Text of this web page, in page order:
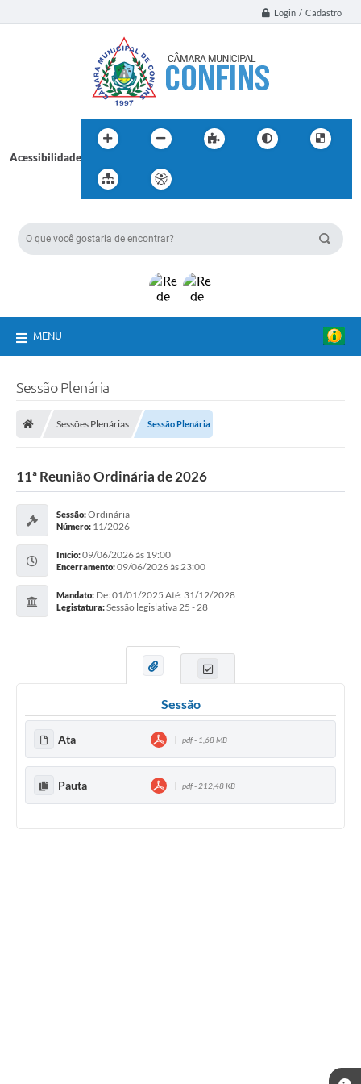
Login / Cadastro
Acessibilidade
MENU
Sessão Plenária
Sessões Plenárias Sessão Plenária
11ª Reunião Ordinária de 2026
Sessão:Ordinária
Número: 11/2026
Início:09/06/2026 às 19:00
Encerramento:09/06/2026 às 23:00
Mandato: De: 01/01/2025 Até: 31/12/2028
Legistatura:Sessão legislativa 25 - 28
Sessão
Ata pdf - 1,68 MB
Pauta pdf - 212,48 KB